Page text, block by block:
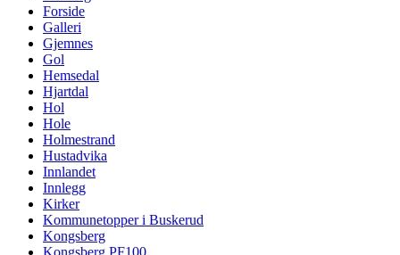
Forside
Galleri
Gjemnes
Gol
Hemsedal
Hjartdal
Hol
Hole
Holmestrand
Hustadvika
Innlandet
Innlegg
Kirker
Kommunetopper i Buskerud
Kongsberg
Kongsberg PF100